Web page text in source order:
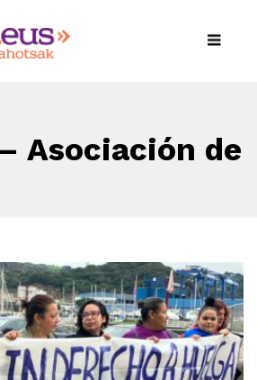
Asociación de
Gitanas de